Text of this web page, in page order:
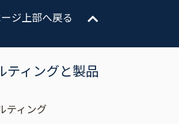
ジ上部へ戻る
ティングと製品
ティング